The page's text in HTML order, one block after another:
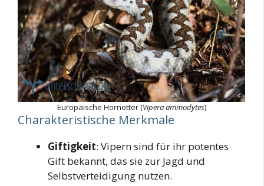
Europäische Hornotter (Vipera ammodytes)
Charakteristische Merkmale
Giftigkeit: Vipern sind für ihr potentes
Gift bekannt, das sie zur Jagd und
Selbstverteidigung nutzen.